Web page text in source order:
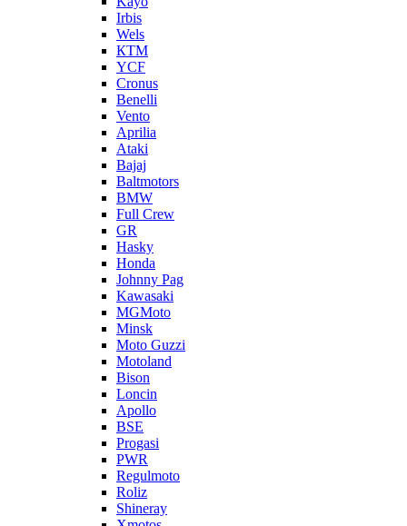
Irbis
Wels
КТМ
YCF
Cronus
Benelli
Vento
Aprilia
Ataki
Bajaj
Baltmotors
BMW
Full Crew
GR
Hasky
Honda
Johnny Pag
Kawasaki
MGMoto
Minsk
Moto Guzzi
Motoland
Bison
Loncin
Apollo
BSE
Progasi
PWR
Regulmoto
Roliz
Shineray